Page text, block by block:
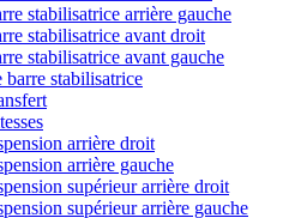
stabilisatrice arrière gauche
stabilisatrice avant droit
stabilisatrice avant gauche
barre stabilisatrice
arrière droit
arrière gauche
supérieur arrière droit
supérieur arrière gauche